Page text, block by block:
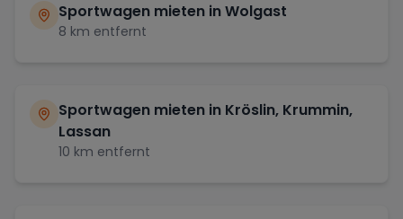
Sportwagen mieten inWolgast
8 km entfernt
Sportwagen mieten in Kröslin, Krummin,
Lassan
10 km entfernt